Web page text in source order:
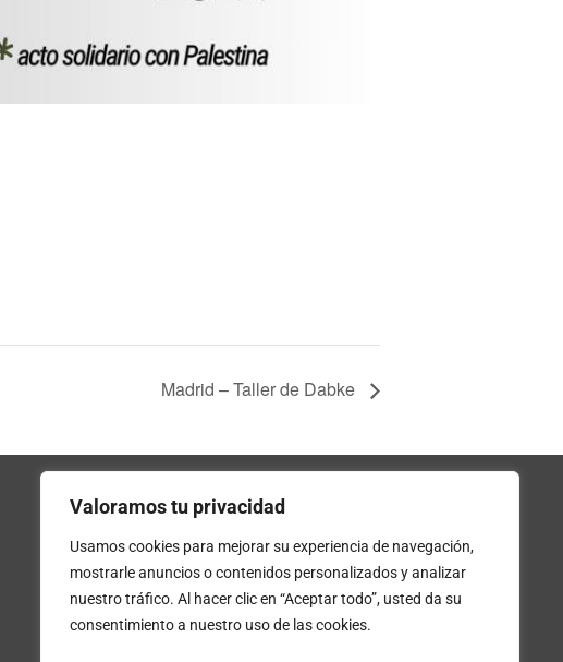
Valoramos tu privacidad
Usamos cookies para mejorar su experiencia de navegación,
mostrarle anuncios o contenidos personalizados y analizar
nuestro tráfico. Al hacer clic en “Aceptar todo”, usted da su
consentimiento a nuestro uso de las cookies.
Madrid – Taller de Dabke
Compra tus entradas
Entradas